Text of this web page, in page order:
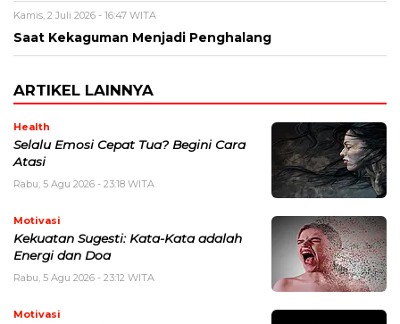
Kamis, 2 Juli 2026 - 16:47 WITA
Saat Kekaguman Menjadi Penghalang
ARTIKEL LAINNYA
Health
Selalu Emosi Cepat Tua? Begini Cara
Atasi
Rabu, 5 Agu 2026 - 23:18 WITA
Motivasi
Kekuatan Sugesti: Kata-Kata adalah
Energi dan Doa
Rabu, 5 Agu 2026 - 23:12 WITA
Motivasi